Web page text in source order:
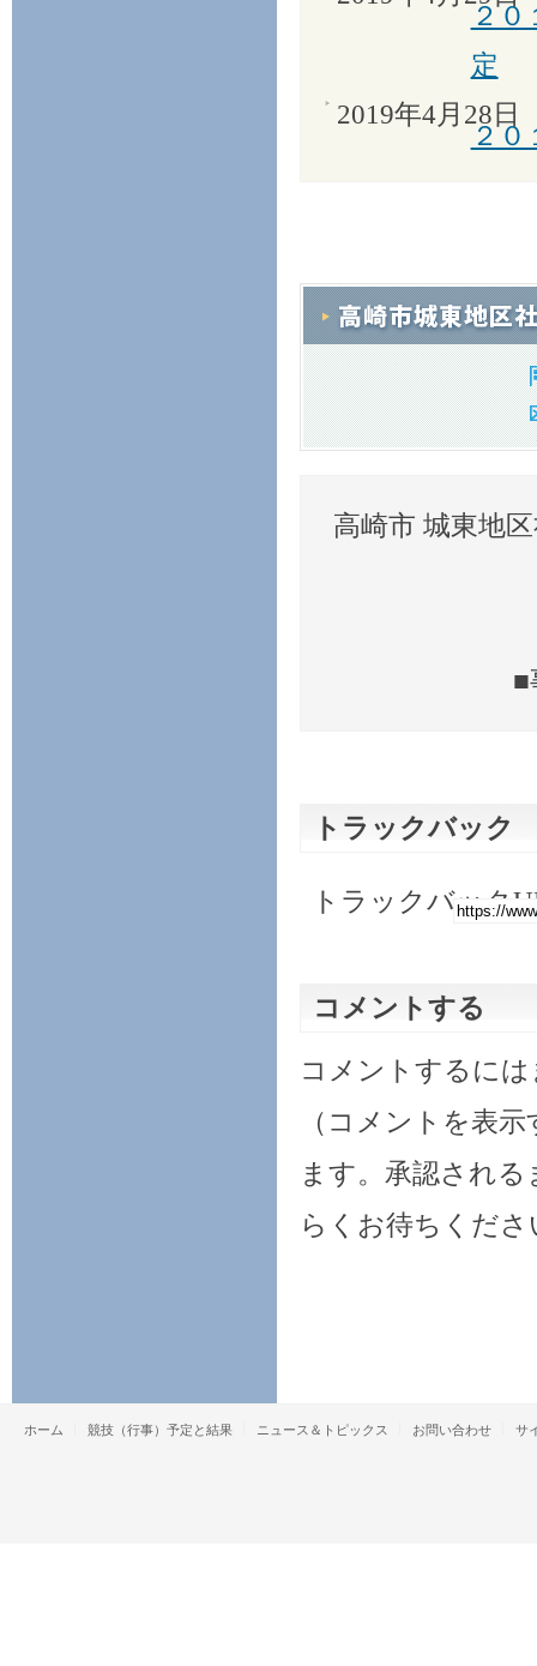
２
定
2019年4月28日
２
高崎市 城東地
■
トラックバック
トラックバック
コメントする
コメントするには
（コメントを表
ます。承認され
らくお待ちくださ
ホーム 競技（行事）予定と結果 ニュース＆トピックス お問い合わせ サ